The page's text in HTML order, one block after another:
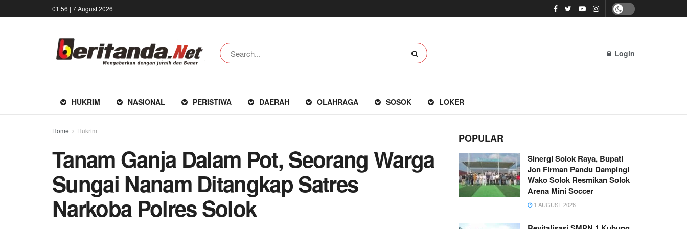
01:56 | 7 August 2026
Login
HUKRIM NASIONAL PERISTIWA DAERAH OLAHRAGA SOSOK LOKER
Home Hukrim
Tanam Ganja Dalam Pot, Seorang Warga
Sungai Nanam Ditangkap Satres
Narkoba Polres Solok
POPULAR
Sinergi Solok Raya, Bupati
Jon Firman Pandu Dampingi
Wako Solok Resmikan Solok
Arena Mini Soccer
1 AUGUST 2026